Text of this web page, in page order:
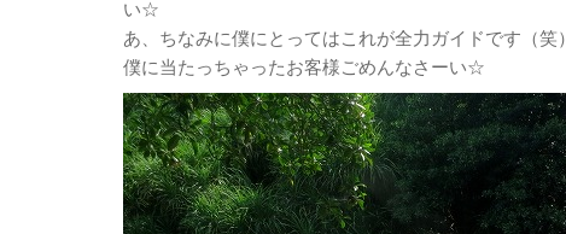
い☆
あ、ちなみに僕にとってはこれが全力ガイドです（笑）
僕に当たっちゃったお客様ごめんなさーい☆